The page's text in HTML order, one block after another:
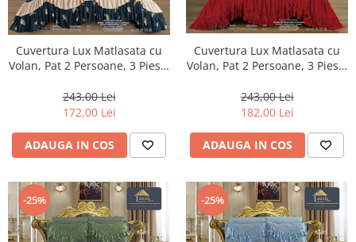
Cuvertura Lux Matlasata cu
Volan, Pat 2 Persoane, 3 Piese,
243,00 Lei
172,00 Lei
ADAUGA IN COS
Cuvertura Lux Matlasata cu
Volan, Pat 2 Persoane, 3 Piese,
243,00 Lei
182,00 Lei
ADAUGA IN COS
-25% -25%